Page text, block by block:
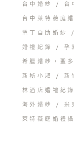
台中婚紗 台
台中萊特薇庭
墾丁自助婚紗
婚禮紀錄 孕
希臘婚紗，聖
新秘小淑 新
林酒店婚禮紀錄
海外婚紗 米
萊特薇庭婚禮